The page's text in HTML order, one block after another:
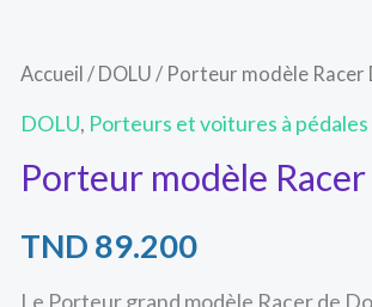
Accueil / DOLU / Porteur modèle Racer
DOLU, Porteurs et voitures à pédales
Porteur modèle
TND 89.200
Le Porteur grand modèle Racer de